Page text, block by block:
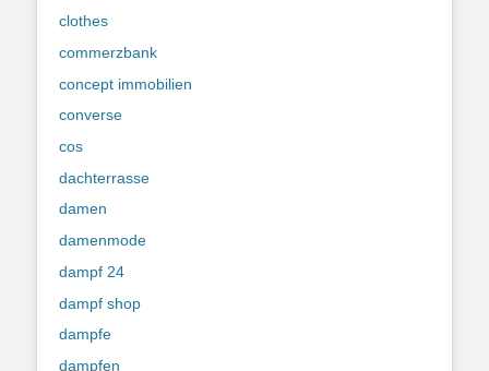
clothes
commerzbank
concept immobilien
converse
cos
dachterrasse
damen
damenmode
dampf 24
dampf shop
dampfe
dampfen